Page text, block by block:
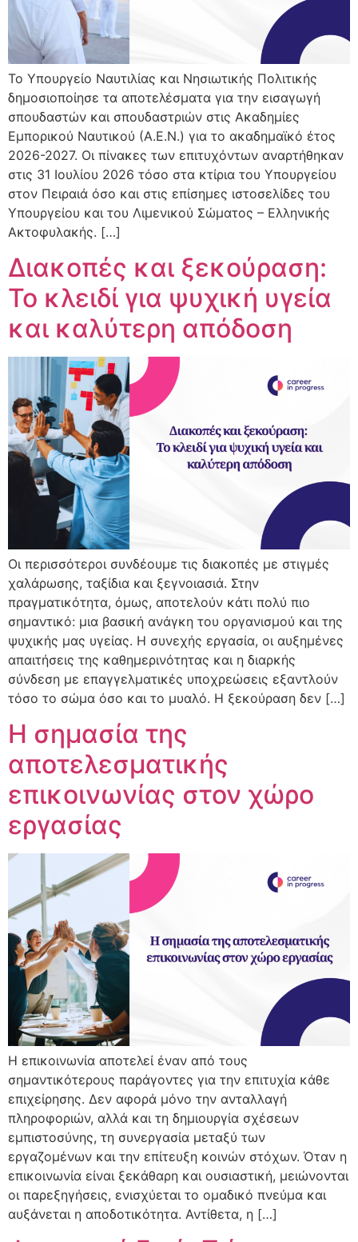
Το Υπουργείο Ναυτιλίας και Νησιωτικής Πολιτικής
δημοσιοποίησε τα αποτελέσματα για την εισαγωγή
σπουδαστών και σπουδαστριών στις Ακαδημίες
Εμπορικού Ναυτικού (Α.Ε.Ν.) για το ακαδημαϊκό έτος
2026-2027. Οι πίνακες των επιτυχόντων αναρτήθηκαν
στις 31 Ιουλίου 2026 τόσο στα κτίρια του Υπουργείου
στον Πειραιά όσο και στις επίσημες ιστοσελίδες του
Υπουργείου και του Λιμενικού Σώματος – Ελληνικής
Ακτοφυλακής. […]
Διακοπές και ξεκούραση:
Το κλειδί για ψυχική υγεία
και καλύτερη απόδοση
Οι περισσότεροι συνδέουμε τις διακοπές με στιγμές
χαλάρωσης, ταξίδια και ξεγνοιασιά. Στην
πραγματικότητα, όμως, αποτελούν κάτι πολύ πιο
σημαντικό: μια βασική ανάγκη του οργανισμού και της
ψυχικής μας υγείας. Η συνεχής εργασία, οι αυξημένες
απαιτήσεις της καθημερινότητας και η διαρκής
σύνδεση με επαγγελματικές υποχρεώσεις εξαντλούν
τόσο το σώμα όσο και το μυαλό. Η ξεκούραση δεν […]
Η σημασία της
αποτελεσματικής
επικοινωνίας στον χώρο
εργασίας
Η επικοινωνία αποτελεί έναν από τους
σημαντικότερους παράγοντες για την επιτυχία κάθε
επιχείρησης. Δεν αφορά μόνο την ανταλλαγή
πληροφοριών, αλλά και τη δημιουργία σχέσεων
εμπιστοσύνης, τη συνεργασία μεταξύ των
εργαζομένων και την επίτευξη κοινών στόχων. Όταν η
επικοινωνία είναι ξεκάθαρη και ουσιαστική, μειώνονται
οι παρεξηγήσεις, ενισχύεται το ομαδικό πνεύμα και
αυξάνεται η αποδοτικότητα. Αντίθετα, η […]